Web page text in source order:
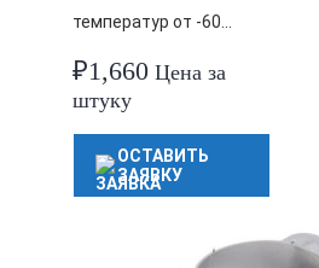
температур от -60…
₽1,660 Цена за
штуку
ОСТАВИТЬ
ЗАЯВКУ